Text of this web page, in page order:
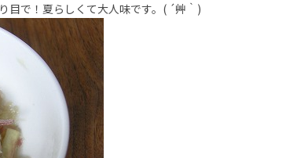
目で！夏らしくて大人味です。( ´艸｀)